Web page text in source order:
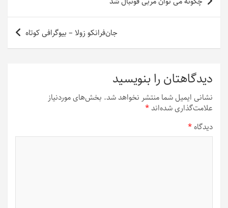
نوشته
جان‌فرانکو زولا – بیوگرافی کوتاه
دیدگاهتان را بنویسید
نشانی ایمیل شما منتشر نخواهد شد. بخش‌های موردنیاز
علامت‌گذاری شده‌اند*
دیدگاه*